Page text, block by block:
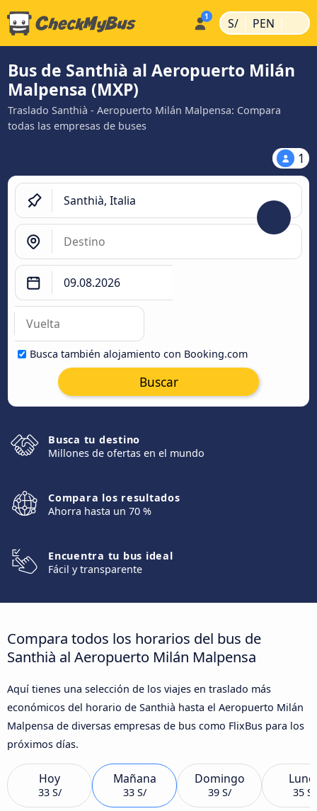
S/ | PEN |
Bus de Santhià al Aeropuerto Milán
Malpensa (MXP)
Traslado Santhià - Aeropuerto Milán Malpensa: Compara
todas las empresas de buses
1
Busca también alojamiento con Booking.com
Buscar
Busca tu destino
Millones de ofertas en el mundo
Compara los resultados
Ahorra hasta un 70 %
Encuentra tu bus ideal
Fácil y transparente
Compara todos los horarios del bus de
Santhià al Aeropuerto Milán Malpensa
Aquí tienes una selección de los viajes en traslado más
económicos del horario de Santhià hasta el Aeropuerto Milán
Malpensa de diversas empresas de bus como FlixBus para los
próximos días.
Hoy
33 S/
Mañana
33 S/
Domingo
39 S/ 35 S/